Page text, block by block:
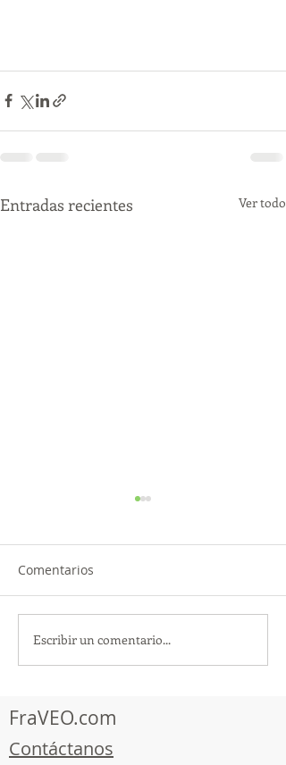
Entradas recientes Ver todo
¡Acapulco y Guerrero se
Visten de Fiesta!
Comentarios
Escribir un comentario...
FraVEO.com
Contáctanos